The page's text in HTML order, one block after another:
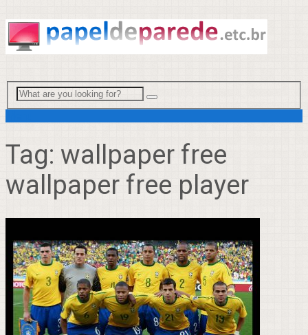
Tag: wallpaper free
wallpaper free player